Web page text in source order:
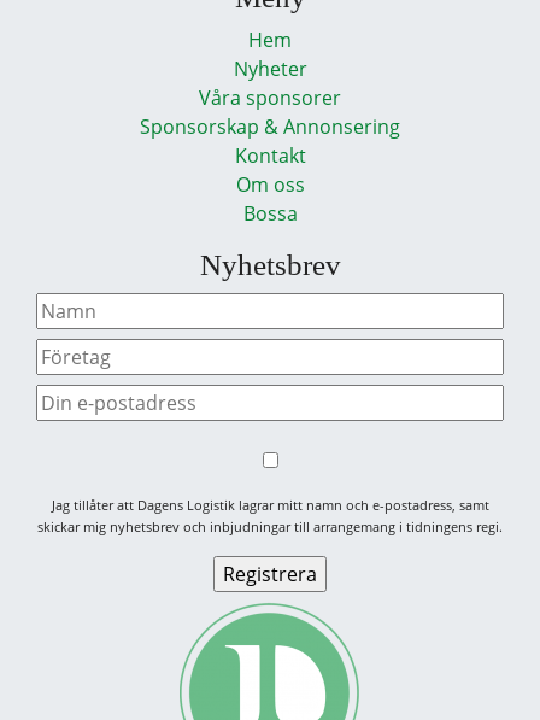
Hem
Nyheter
Våra sponsorer
Sponsorskap & Annonsering
Kontakt
Om oss
Bossa
Nyhetsbrev
Jag tillåter att Dagens Logistik lagrar mitt namn och e-postadress, samt
skickar mig nyhetsbrev och inbjudningar till arrangemang i tidningens regi.